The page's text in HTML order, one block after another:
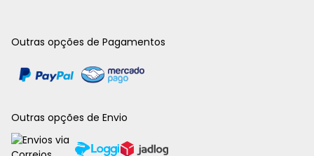
Outras opções de Pagamentos
Outras opções de Envio